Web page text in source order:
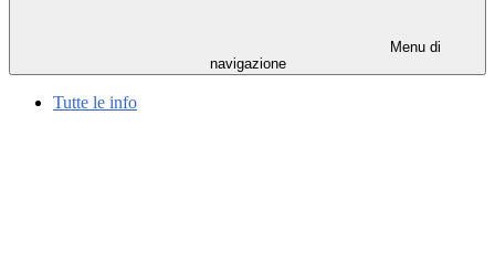
Menu di
navigazione
Tutte le info